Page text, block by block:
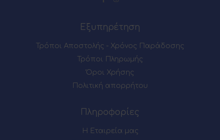
Εξυπηρέτηση
Τρόποι Αποστολής - Χρόνος Παράδοσης
Τρόποι Πληρωμής
Όροι Χρήσης
Πολιτική απορρήτου
Πληροφορίες
Η Εταιρεία μας